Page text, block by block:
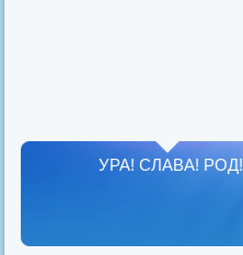
УРА! СЛАВА! РОД!